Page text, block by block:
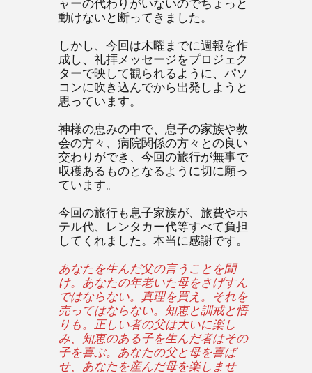
ャーの代わりがいないのでちょっと
動けないと断ってきました。
しかし、今回は木曜までに週報を作
成し、礼拝メッセージをプロジェク
ターで映して観られるように、パソ
コンに吹き込んでから出発しようと
思っています。
神様の恵みの中で、息子の家族や教
会の方々、病院関係の方々との良い
交わりができ、今回の旅行が無事で
収穫あるものとなるように切に願っ
ています。
今回の旅行も息子家族が、旅費やホ
テル代、レンタカー代等すべて負担
してくれました。本当に感謝です。
あなたを生んだ父の言うことを聞
け。あなたの年老いた母をさげすん
ではならない。真理を買え。それを
売ってはならない。知恵と訓戒と悟
りも。正しい者の父は大いに楽し
み、知恵のある子を生んだ者はその
子を喜ぶ。あなたの父と母を喜ば
せ、あなたを産んだ母を楽しませ